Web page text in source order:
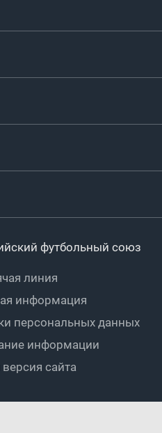
Любители
Спортшколы
Дети
Ветераны
Спортсмены с ОВЗ
футбольный союз
линия
информация
персональных данных
информации
сайта